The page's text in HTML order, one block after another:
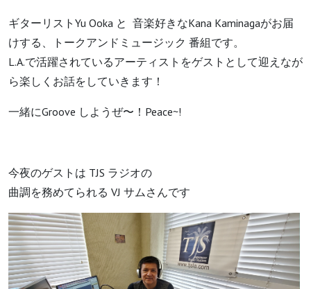
ギターリストYu Ooka と 音楽好きなKana Kaminagaがお届
けする、トークアンドミュージック 番組です。
L.A.で活躍されているアーティストをゲストとして迎えなが
ら楽しくお話をしていきます！
一緒にGroove しようぜ〜！Peace~!
今夜のゲストは TJS ラジオの
曲調を務めてられる VJ サムさんです